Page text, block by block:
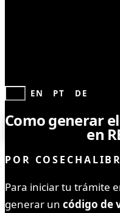
EN PT DE
Como generar
vinculación en
POR
Para iniciar tu trámite
generar un código de